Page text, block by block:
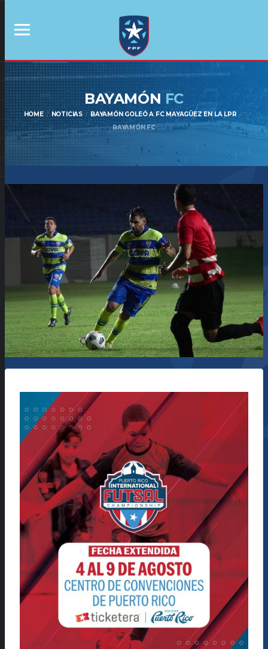
BAYAMÓN FC
HOME NOTICIAS
BAYAMÓN GOLEÓ A FC MAYAGÜEZ EN LA LPR
BAYAMÓN FC